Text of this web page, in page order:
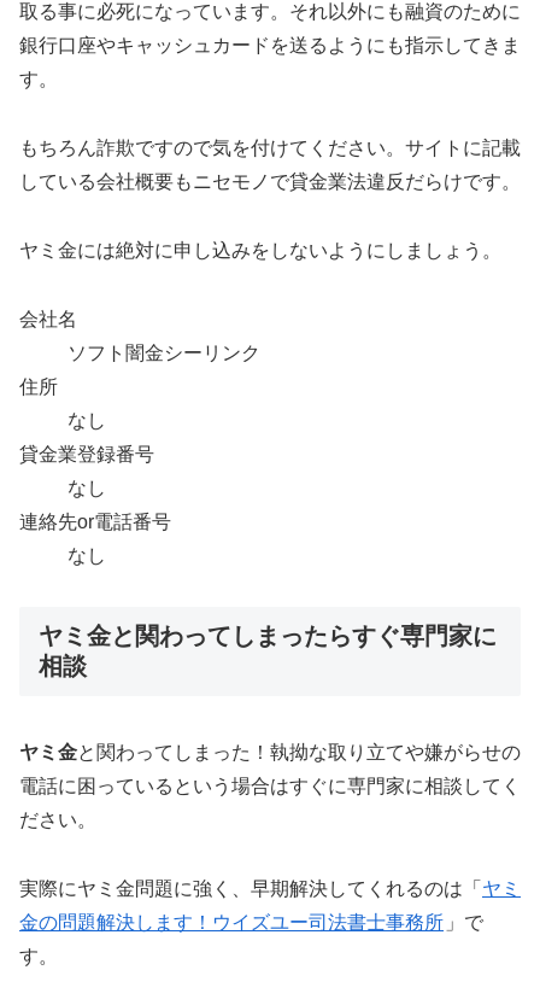
取る事に必死になっています。それ以外にも融資のために
銀行口座やキャッシュカードを送るようにも指示してきま
す。
もちろん詐欺ですので気を付けてください。サイトに記載
している会社概要もニセモノで貸金業法違反だらけです。
ヤミ金には絶対に申し込みをしないようにしましょう。
会社名
ソフト闇金シーリンク
住所
なし
貸金業登録番号
なし
連絡先or電話番号
なし
ヤミ金と関わってしまったらすぐ専門家に
相談
ヤミ金と関わってしまった！執拗な取り立てや嫌がらせの
電話に困っているという場合はすぐに専門家に相談してく
ださい。
実際にヤミ金問題に強く、早期解決してくれるのは「 ヤミ
金の問題解決します！ウイズユー司法書士事務所 」で
す。